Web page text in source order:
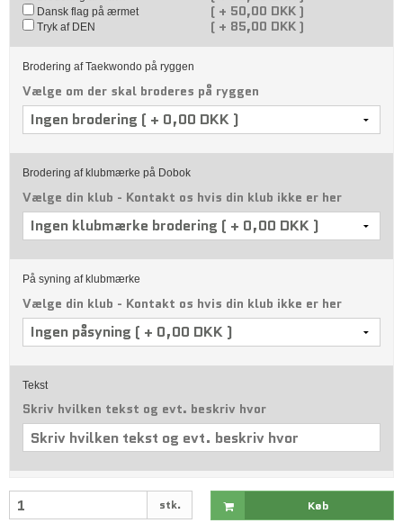
Dansk flag på ærmet ( + 50,00 DKK )
Tryk af DEN ( + 85,00 DKK )
Brodering af Taekwondo på ryggen
Vælge om der skal broderes på ryggen
Brodering af klubmærke på Dobok
Vælge din klub - Kontakt os hvis din klub ikke er her
På syning af klubmærke
Vælge din klub - Kontakt os hvis din klub ikke er her
Tekst
Skriv hvilken tekst og evt. beskriv hvor
stk. Køb